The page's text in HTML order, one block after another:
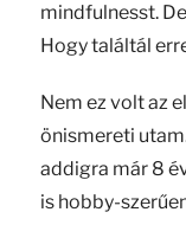
mindfulnesst.
Hogy találtál
Nem ez volt az
önismereti
addigra már 8
is hobby-